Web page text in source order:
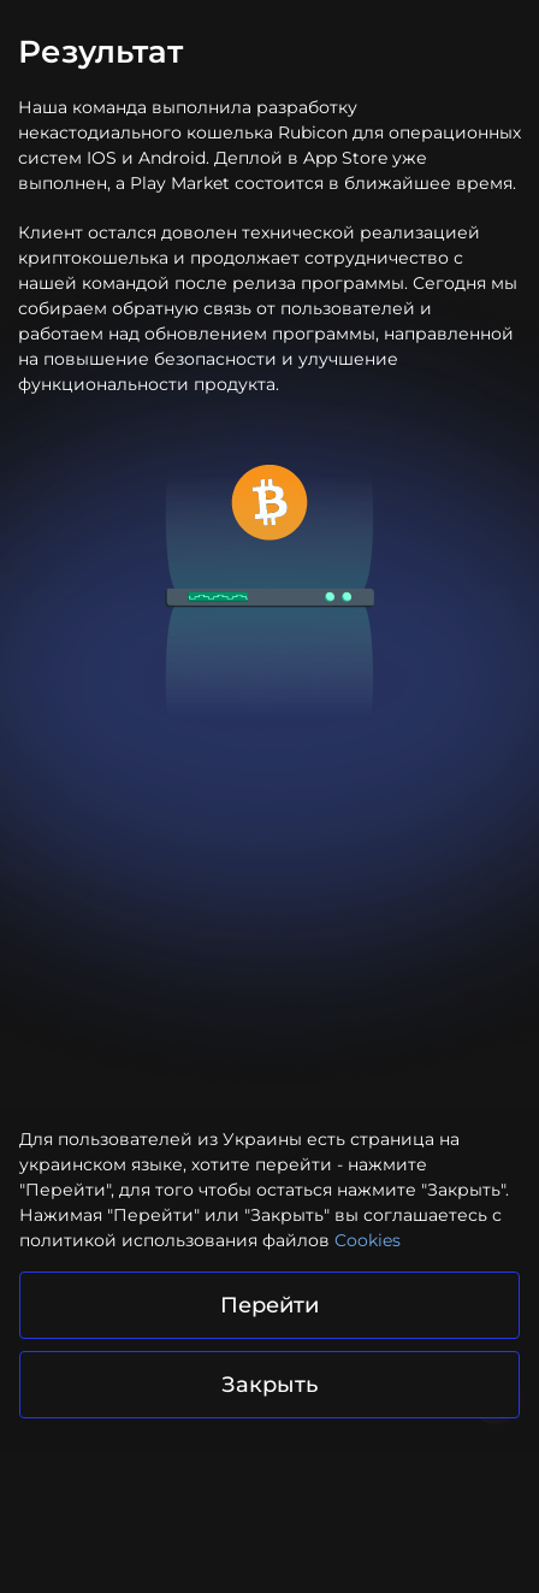
Результат
Наша команда выполнила разработку
некастодиального кошелька Rubicon для операционных
систем IOS и Android. Деплой в App Store уже
выполнен, а Play Market состоится в ближайшее время.
Клиент остался доволен технической реализацией
криптокошелька и продолжает сотрудничество с
нашей командой после релиза программы. Сегодня мы
собираем обратную связь от пользователей и
работаем над обновлением программы, направленной
на повышение безопасности и улучшение
функциональности продукта.
Для пользователей из Украины есть страница на
украинском языке, хотите перейти - нажмите
"Перейти", для того чтобы остаться нажмите "Закрыть".
Нажимая "Перейти" или "Закрыть" вы соглашаетесь с
политикой использования файлов Cookies
Перейти
Закрыть